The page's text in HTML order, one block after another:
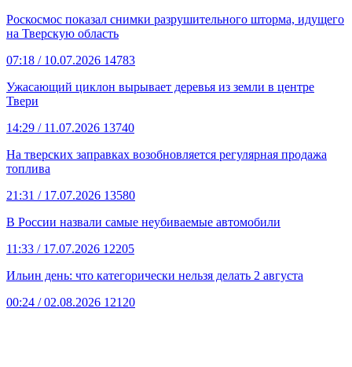
Роскосмос показал снимки разрушительного шторма, идущего
на Тверскую область
07:18 / 10.07.2026 14783
Ужасающий циклон вырывает деревья из земли в центре
Твери
14:29 / 11.07.2026 13740
На тверских заправках возобновляется регулярная продажа
топлива
21:31 / 17.07.2026 13580
В России назвали самые неубиваемые автомобили
11:33 / 17.07.2026 12205
Ильин день: что категорически нельзя делать 2 августа
00:24 / 02.08.2026 12120